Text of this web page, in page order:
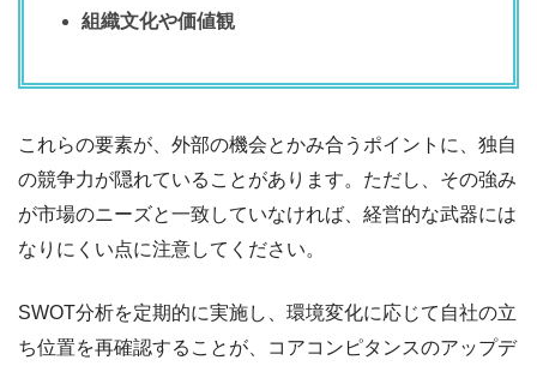
組織文化や価値観
これらの要素が、外部の機会とかみ合うポイントに、独自
の競争力が隠れていることがあります。ただし、その強み
が市場のニーズと一致していなければ、経営的な武器には
なりにくい点に注意してください。
SWOT分析を定期的に実施し、環境変化に応じて自社の立
ち位置を再確認することが、コアコンピタンスのアップデ